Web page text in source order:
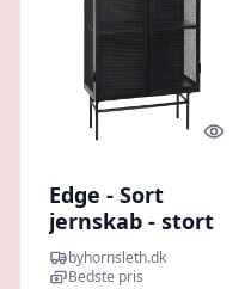
Edge - Sort
jernskab - stort
byhornsleth.dk
Bedste pris